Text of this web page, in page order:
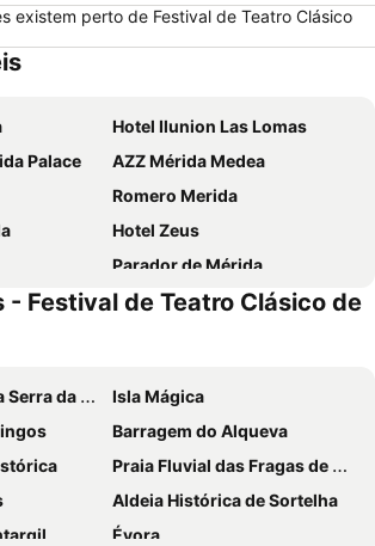
existem perto de Festival de Teatro Clásico
Hotel Ilunion Las Lomas
Palace
AZZ Mérida Medea
Romero Merida
Hotel Zeus
Parador de Mérida
Hotel Rambla Emerita
de Alange
Hotel Lusitania
Hostal Aquaforum
Termas Aqua Libera
Apartamento Tíbula Sur Parking
ApartHotel Capitolina
- Festival de Teatro Clásico de
da Estrela
Isla Mágica
Barragem do Alqueva
Praia Fluvial das Fragas de S. Simão
Aldeia Histórica de Sortelha
Évora